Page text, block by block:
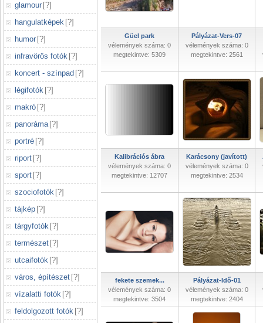
glamour [?]
hangulatképek [?]
humor [?]
infravörös fotók [?]
koncert - színpad [?]
légifotók [?]
makró [?]
panoráma [?]
portré [?]
riport [?]
sport [?]
szociofotók [?]
tájkép [?]
tárgyfotók [?]
természet [?]
utcaifotók [?]
város, építészet [?]
vízalatti fotók [?]
feldolgozott fotók [?]
Güel park
vélemények száma: 0
megtekintve: 5309
Pályázat-Vers-07
vélemények száma: 0
megtekintve: 2561
Kalibrációs ábra
vélemények száma: 0
megtekintve: 12707
Karácsony (javított)
vélemények száma: 0
megtekintve: 2534
fekete szemek...
vélemények száma: 0
megtekintve: 3504
Pályázat-Idő-01
vélemények száma: 0
megtekintve: 2404